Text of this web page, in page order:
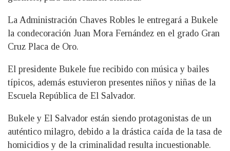
La Administración Chaves Robles le entregará a Bukele
la condecoración Juan Mora Fernández en el grado Gran
Cruz Placa de Oro.
El presidente Bukele fue recibido con música y bailes
típicos, además estuvieron presentes niños y niñas de la
Escuela República de El Salvador.
Bukele y El Salvador están siendo protagonistas de un
auténtico milagro, debido a la drástica caída de la tasa de
homicidios y de la criminalidad resulta incuestionable.